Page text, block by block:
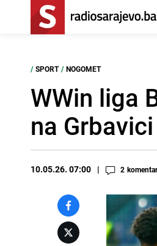
/ SPORT / NOGOMET
WWin liga
na
10.05.26. 07:00 2